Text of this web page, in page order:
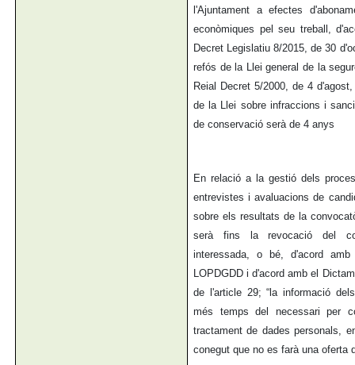
l'Ajuntament a efectes
econòmiques pel seu treball,
Decret Legislatiu 8/2015, de 30
refós de la Llei general de la
Reial Decret 5/2000, de 4
de la Llei sobre infraccions i
de conservació serà de 4 anys
En relació a la gestió dels
entrevistes i avaluacions de
sobre els resultats de la
serà fins la revocació del
interessada, o bé, d'acord
LOPDGDD i d'acord amb el
de l'article 29; “la informació
més temps del necessari per
tractament de dades personals,
conegut que no es farà una oferta